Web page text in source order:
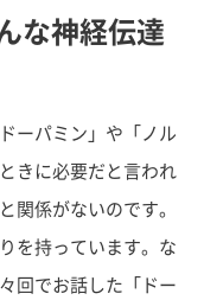
な神経伝達
ーパミン」や「ノル
きに必要だと言われ
関係がないのです。
を持っています。な
回でお話した「ドー